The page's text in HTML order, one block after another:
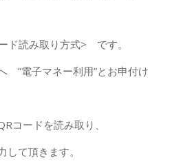
ド読み取り方式> です。
”電子マネー利用”とお申付け
コードを読み取り、
て頂きます。